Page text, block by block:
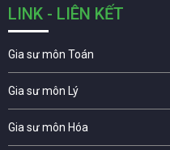
LINK - LIÊN KẾT
Gia sư môn Toán
Gia sư môn Lý
Gia sư môn Hóa